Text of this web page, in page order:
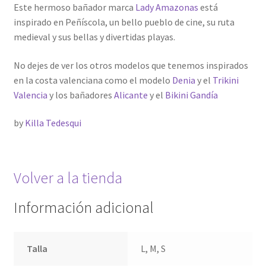
Este hermoso bañador marca Lady Amazonas está
inspirado en Peñíscola, un bello pueblo de cine, su ruta
medieval y sus bellas y divertidas playas.
No dejes de ver los otros modelos que tenemos inspirados
en la costa valenciana como el modelo Denia y el Trikini
Valencia y los bañadores Alicante y el Bikini Gandía
byKilla Tedesqui
Volver a la tienda
Información adicional
Talla L, M, S